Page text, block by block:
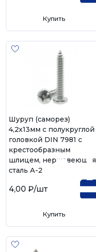
Купить
Шуруп (саморез)
4,2х13мм с полукруглой
головкой DIN 7981 с
крестообразным
шлицем, нержавеющая
сталь А-2
4,00 ₽/шт
Купить